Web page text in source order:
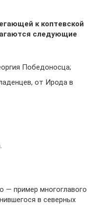
к коптевской
следующие
Победоносца;
от Ирода в
— пример многоглавого
в северных